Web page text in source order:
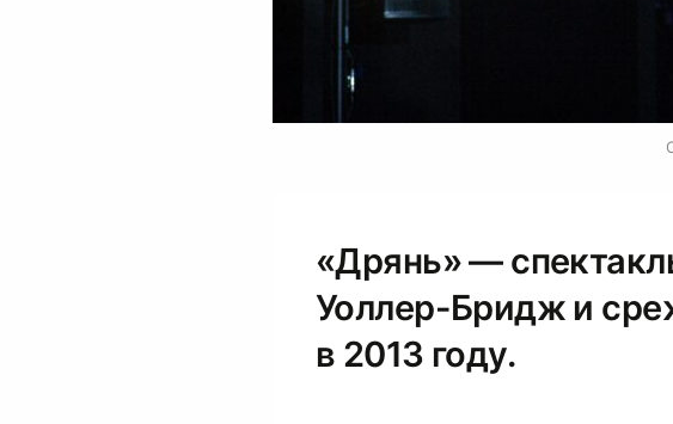
«Дрянь» —
Уоллер-Бридж и
в 2013 году.